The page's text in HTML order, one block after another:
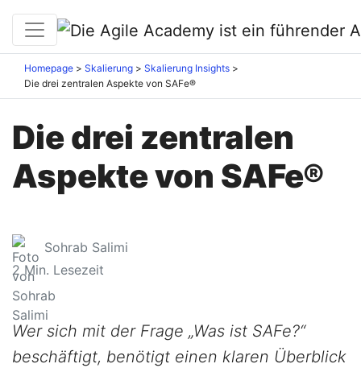
Homepage Skalierung
Skalierung Insights
Die drei zentralen Aspekte von SAFe®
Die drei zentralen
Aspekte von SAFe®
Sohrab Salimi
2Min. Lesezeit
Wer sich mit der Frage „Was ist SAFe?“
beschäftigt, benötigt einen klaren Überblick